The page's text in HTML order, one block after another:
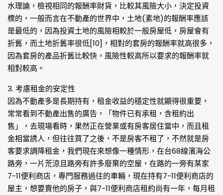
水理論，檢視相同的報酬率財貨，比較其風險大小，決定投資
標的，一般而言在不動產的世界中，土地(素地)的報酬率應該
是最低的，因為投資土地的風險相較於一般房屋低，房屋會有
折舊，而土地折舊率很低[10]，相對的套房的報酬率就高很多，
因為套房的產品折舊比較快，風險性較高所以要求的報酬率就
相對較高。
3. 考慮租金的安定性
因為不動產多是長期持有，租金收益的穩定性就顯得很重要，
常常看到不動產出售的廣告，「物件已有承租，含租約出
售」，去現場看時，果然正在營業或有房客居住當中，而且租
金相當誘人，但往往買了之後，不是房客不租了，不然就是房
客要求調降租金，我們現在來想像一種情形，在台68線濱海公
路旁，一片荒涼且路旁有許多廢棄的空屋，在路的一旁有某家
7-11便利商店，專門服務過往的車輛，現在持有7-11便利商店的
屋主，想要賣他的房子，與7-11便利商店租約尚有一年，每月租